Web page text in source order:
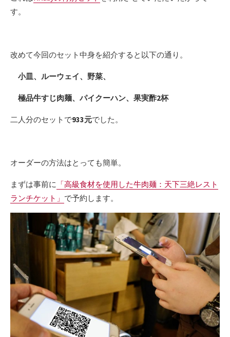
す。
改めて今回のセット中身を紹介すると以下の通り。
小皿、ルーウェイ、野菜、
極品牛すじ肉麺、パイクーハン、果実酢2杯
二人分のセットで933元でした。
オーダーの方法はとっても簡単。
まずは事前に 「高級食材を使用した牛肉麺：天下三絶レスト
ランチケット」 で予約します。